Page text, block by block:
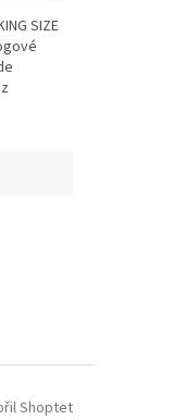
SIZE
Shoptet